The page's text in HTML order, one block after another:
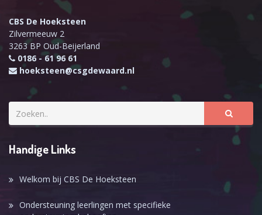
CBS De Hoeksteen
Zilvermeeuw 2
3263 BP Oud-Beijerland
0186 - 61 96 61
hoeksteen@csgdewaard.nl
Handige Links
Welkom bij CBS De Hoeksteen
Ondersteuning leerlingen met specifieke